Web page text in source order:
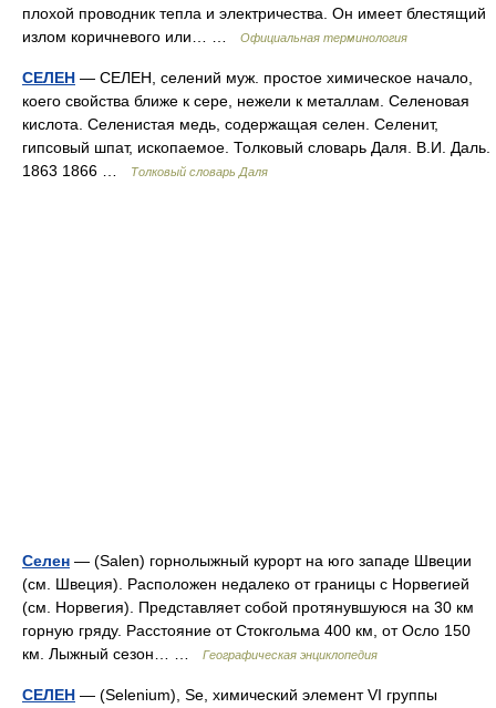
плохой проводник тепла и электричества. Он имеет блестящий
излом коричневого или… …
Официальная терминология
СЕЛЕН — СЕЛЕН, селений муж. простое химическое начало,
коего свойства ближе к сере, нежели к металлам. Селеновая
кислота. Селенистая медь, содержащая селен. Селенит,
гипсовый шпат, ископаемое. Толковый словарь Даля. В.И. Даль.
1863 1866 …
Толковый словарь Даля
Селен — (Salen) горнолыжный курорт на юго западе Швеции
(см. Швеция). Расположен недалеко от границы с Норвегией
(см. Норвегия). Представляет собой протянувшуюся на 30 км
горную гряду. Расстояние от Стокгольма 400 км, от Осло 150
км. Лыжный сезон… …
Географическая энциклопедия
СЕЛЕН — (Selenium), Se, химический элемент VI группы